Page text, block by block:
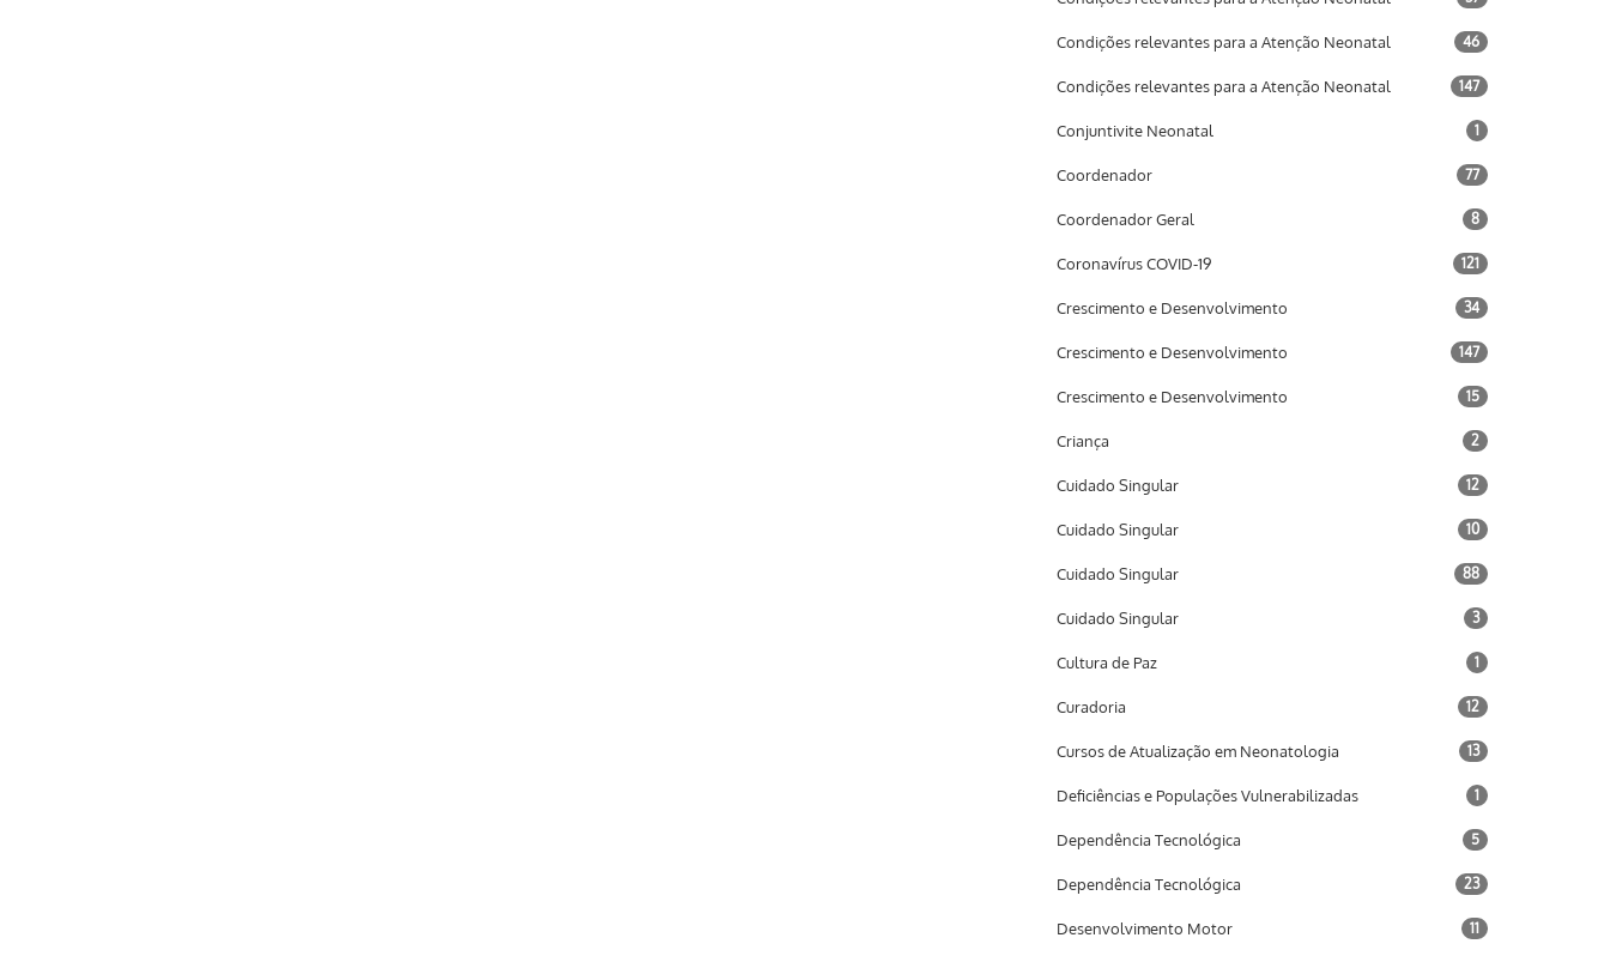
Condições relevantes para a Atenção Neonatal 46
Condições relevantes para a Atenção Neonatal 147
Conjuntivite Neonatal 1
Coordenador 77
Coordenador Geral 8
Coronavírus COVID-19 121
Crescimento e Desenvolvimento 34
Crescimento e Desenvolvimento 147
Crescimento e Desenvolvimento 15
Criança 2
Cuidado Singular 12
Cuidado Singular 10
Cuidado Singular 88
Cuidado Singular 3
Cultura de Paz 1
Curadoria 12
Cursos de Atualização em Neonatologia 13
Deficiências e Populações Vulnerabilizadas 1
Dependência Tecnológica 5
Dependência Tecnológica 23
Desenvolvimento Motor 11